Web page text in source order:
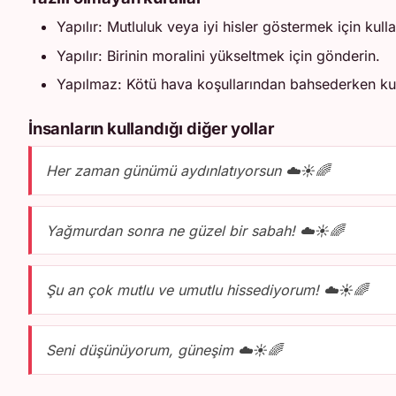
Yapılır: Mutluluk veya iyi hisler göstermek için
Yapılır: Birinin moralini yükseltmek için gönderin.
Yapılmaz: Kötü hava koşullarından bahsederken
İnsanların kullandığı diğer yollar
Her zaman günümü aydınlatıyorsun ☁️☀️🌈
Yağmurdan sonra ne güzel bir sabah! ☁️☀️🌈
Şu an çok mutlu ve umutlu hissediyorum! ☁️☀️🌈
Seni düşünüyorum, güneşim ☁️☀️🌈